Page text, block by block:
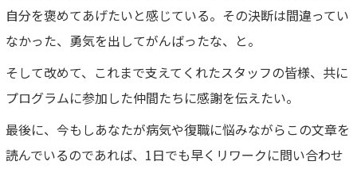
自分を褒めてあげたいと感じている。その決断は間違ってい
なかった、勇気を出してがんばったな、と。
そして改めて、これまで支えてくれたスタッフの皆様、共に
プログラムに参加した仲間たちに感謝を伝えたい。
最後に、今もしあなたが病気や復職に悩みながらこの文章を
読んでいるのであれば、1日でも早くリワークに問い合わせ